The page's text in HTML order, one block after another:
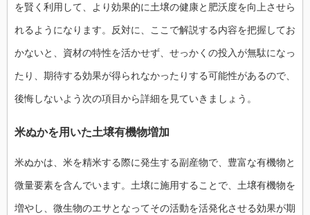
を賢く利用して、より効果的に土壌の健康と肥沃度を向上させら
れるようになります。反対に、ここで解説する内容を把握してお
かないと、資材の特性を活かせず、せっかくの投入が無駄になっ
たり、期待する効果が得られなかったりする可能性があるので、
後悔しないよう次の項目から詳細を見ていきましょう。
米ぬかを用いた土壌有機物増加
米ぬかは、米を精米する際に発生する副産物で、豊富な有機物と
微量要素を含んでいます。土壌に施用することで、土壌有機物を
増やし、微生物のエサとなってその活動を活発化させる効果が期